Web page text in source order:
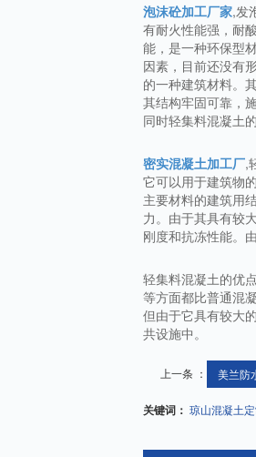
泡沫砼加工厂家,发
有耐火性能强，耐
能，是一种环保型
因素，目前还没有
的一种建筑材料。
其结构牢固可靠，
同时轻集料混凝土
密实混凝土加工厂,
它可以用于建筑物
主要材料的建筑用
力。由于其具有较
刚度和抗冻性能。
轻集料混凝土的优
等方面都比普通混
但由于它具有较大
共设施中。
上一条 ： 美兰防
关键词： 琼山混凝土